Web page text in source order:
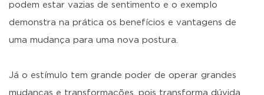
podem estar vazias de sentimento e o exemplo
demonstra na prática os benefícios e vantagens de
uma mudança para uma nova postura.
Já o estímulo tem grande poder de operar grandes
mudanças e transformações, pois transforma dúvida